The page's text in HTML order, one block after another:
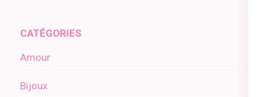
CATÉGORIES
Amour
Bijoux